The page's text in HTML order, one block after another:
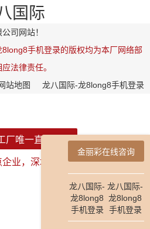
国际
司网站！
手机登录的版权均为本厂网络部
法律责任。
站地图
龙八国际-龙8long8手机登录
厂唯一直属网站
业，深圳市政府公务印刷定点企
金丽彩在线咨询
龙八国际-
龙8long8
手机登录
龙八国际-
龙8long8
手机登录